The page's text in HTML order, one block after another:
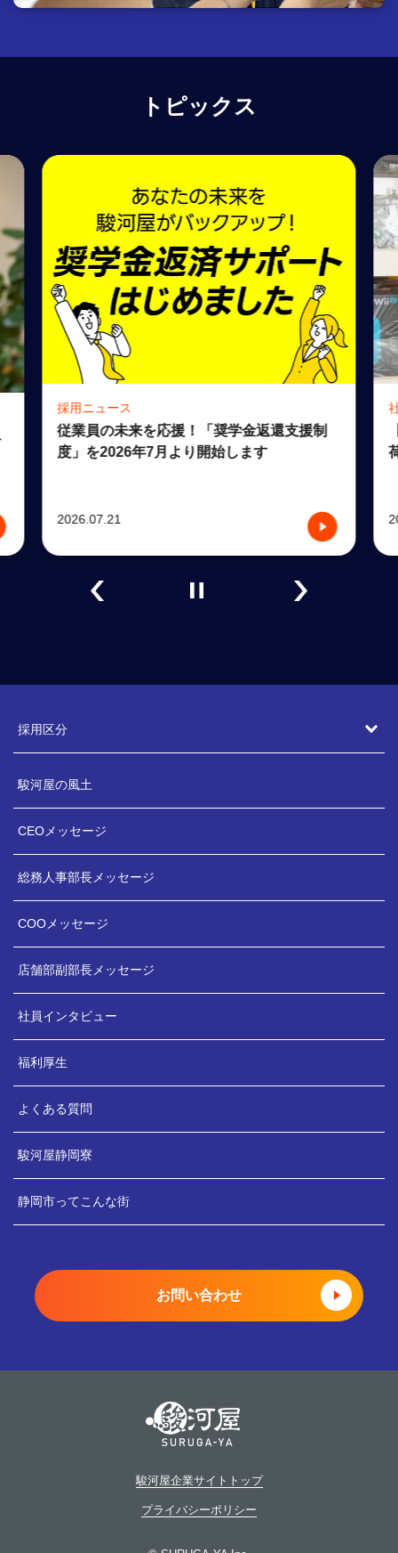
トピックス
採用ニュース
従業員の未来を応援！「奨学金返還支援制
度」を2026年7月より開始します
2026.07.21
採用区分
幹部候補生
総合職
一般職
駿河屋の風土
CEOメッセージ
総務人事部長メッセージ
COOメッセージ
店舗部副部長メッセージ
社員インタビュー
福利厚生
よくある質問
駿河屋静岡寮
静岡市ってこんな街
お問い合わせ
駿河屋企業サイトトップ
プライバシーポリシー